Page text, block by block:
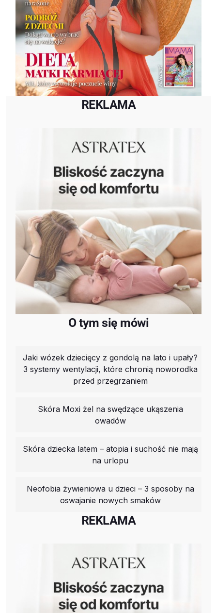
REKLAMA
O tym się mówi
Jaki wózek dziecięcy z gondolą na lato i upały?
3 systemy wentylacji, które chronią noworodka
przed przegrzaniem
Skóra Moxi żel na swędzące ukąszenia
owadów
Skóra dziecka latem – atopia i suchość nie mają
na urlopu
Neofobia żywieniowa u dzieci – 3 sposoby na
oswajanie nowych smaków
REKLAMA